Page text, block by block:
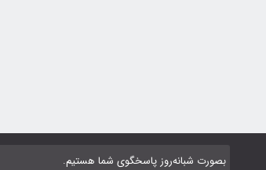
بصورت شبانه‌روز پاسخگوی شما هستیم.